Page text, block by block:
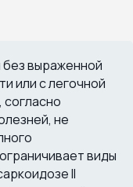
без выраженной
или с легочной
не
виды
II